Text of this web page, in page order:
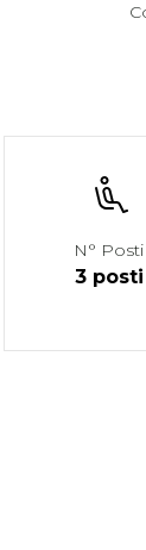
N° Posti
3 posti